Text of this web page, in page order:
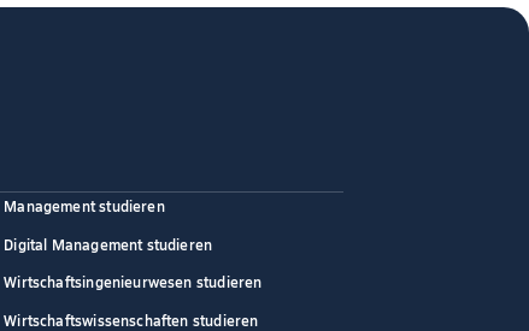
Management studieren
Digital Management studieren
Wirtschaftsingenieurwesen studieren
Wirtschaftswissenschaften studieren